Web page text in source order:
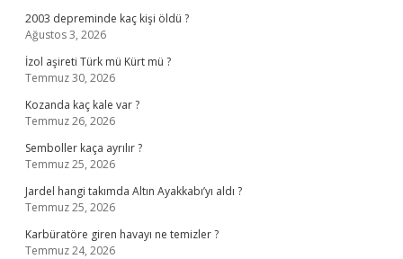
2003 depreminde kaç kişi öldü ?
Ağustos 3, 2026
İzol aşireti Türk mü Kürt mü ?
Temmuz 30, 2026
Kozanda kaç kale var ?
Temmuz 26, 2026
Semboller kaça ayrılır ?
Temmuz 25, 2026
Jardel hangi takımda Altın Ayakkabı’yı aldı ?
Temmuz 25, 2026
Karbüratöre giren havayı ne temizler ?
Temmuz 24, 2026